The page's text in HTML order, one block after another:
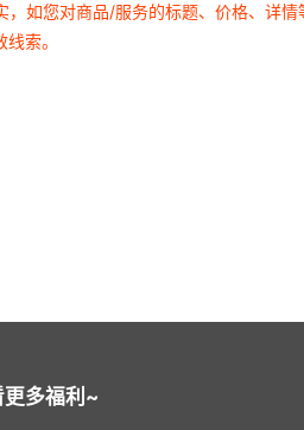
如您对商品/服务的标题、价格、详
索。
多福利~